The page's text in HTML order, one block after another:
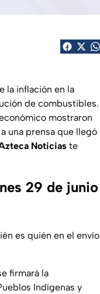
la inflación en la
de combustibles.
mostraron
una prensa que llegó
Noticias te
29 de junio
es quién en el envío
firmará la
Indígenas y